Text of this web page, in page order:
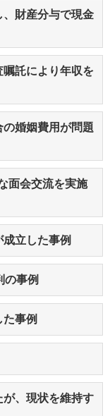
財産分与で現金
託により年収を
婚姻費用が問題
面会交流を実施
立した事例
の事例
事例
、現状を維持す